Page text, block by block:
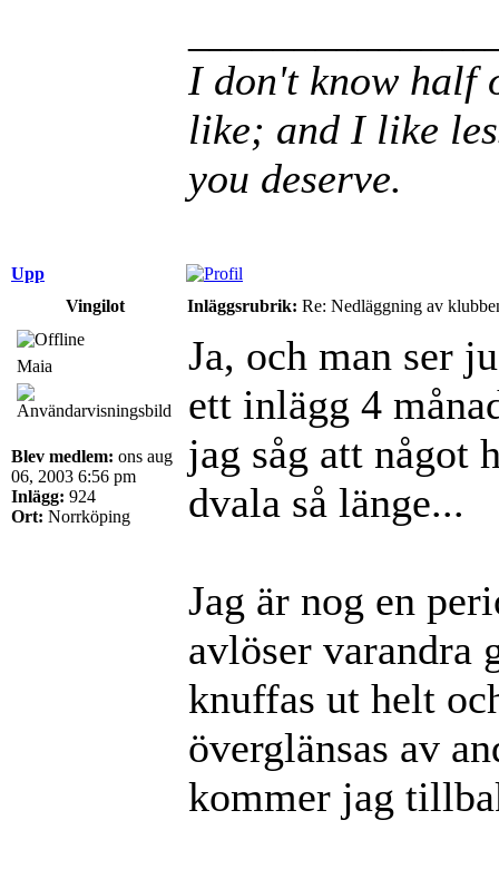
I don't know half
like; and I like
you deserve.
Upp
Vingilot
Inläggsrubrik: Re: Nedläggning av
Maia
Blev medlem: ons aug
06, 2003 6:56 pm
Inlägg: 924
Ort: Norrköping
Ja, och man ser
ett inlägg 4
jag såg att något
dvala så länge...
Jag är nog en
avlöser varandra
knuffas ut helt
överglänsas av
kommer jag